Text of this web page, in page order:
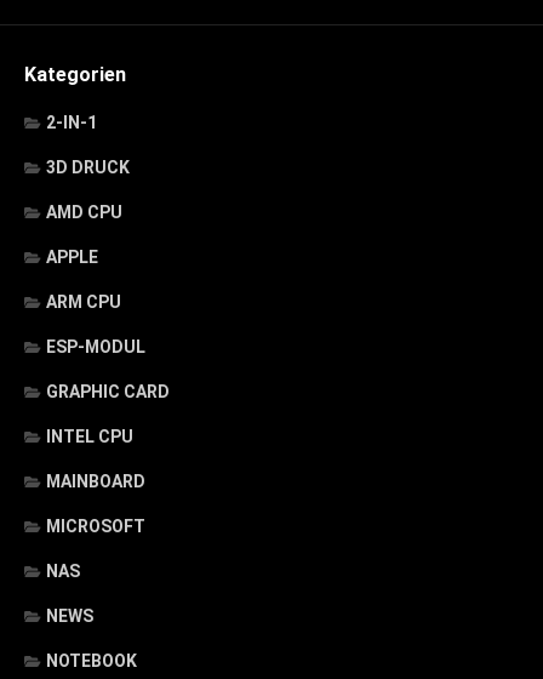
Kategorien
2-IN-1
3D DRUCK
AMD CPU
APPLE
ARM CPU
ESP-MODUL
GRAPHIC CARD
INTEL CPU
MAINBOARD
MICROSOFT
NAS
NEWS
NOTEBOOK